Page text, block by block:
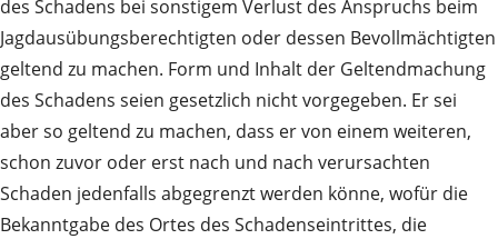
des Schadens bei sonstigem Verlust des Anspruchs beim
Jagdausübungsberechtigten oder dessen Bevollmächtigten
geltend zu machen. Form und Inhalt der Geltendmachung
des Schadens seien gesetzlich nicht vorgegeben. Er sei
aber so geltend zu machen, dass er von einem weiteren,
schon zuvor oder erst nach und nach verursachten
Schaden jedenfalls abgegrenzt werden könne, wofür die
Bekanntgabe des Ortes des Schadenseintrittes, die